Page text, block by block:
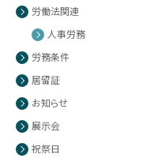
労働法関連
人事労務
労務条件
居留証
お知らせ
展示会
祝祭日